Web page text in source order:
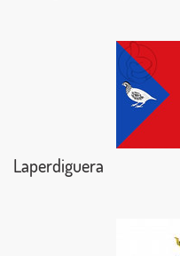
Laperdiguera